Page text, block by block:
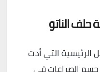
حلف الناتو
الرئيسية التي أدت
الصراعات في